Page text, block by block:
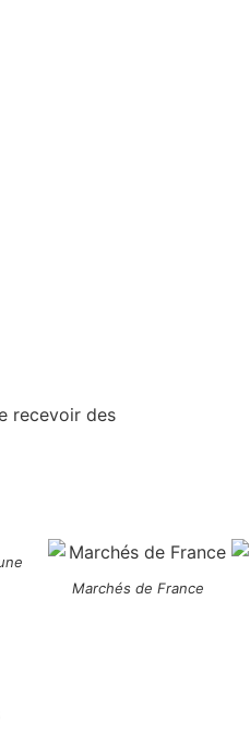
recevoir des
Marchés de France